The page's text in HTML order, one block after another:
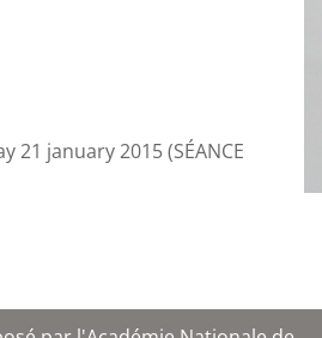
21 january 2015 (SÉANCE